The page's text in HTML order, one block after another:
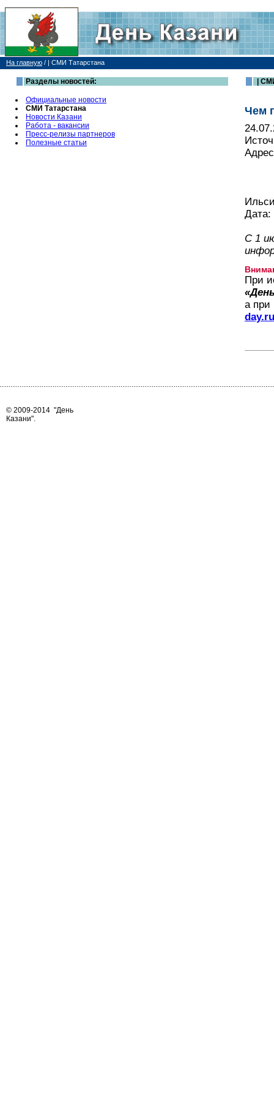
На главную / | СМИ Татарстана
Разделы новостей:
Официальные новости
СМИ Татарстана
Новости Казани
Работа - вакансии
Пресс-релизы партнеров
Полезные статьи
|
Чем
Дата:
С 1
При
а при
day.ru
© 2009-2014 "День
Казани".